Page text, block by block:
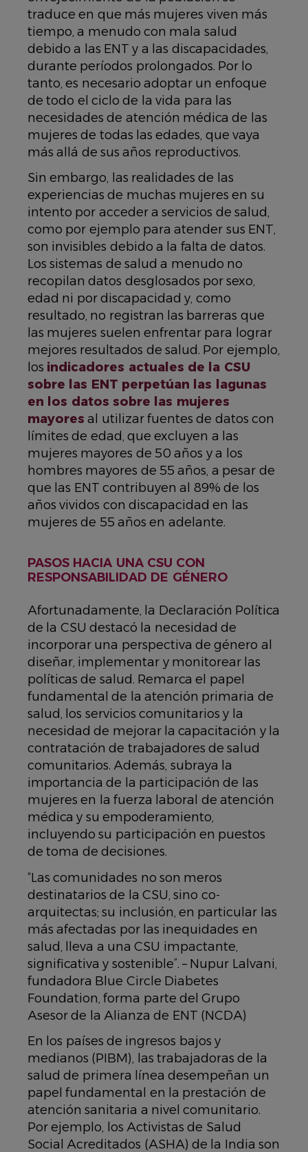
traduce en que más mujeres viven más
tiempo, a menudo con mala salud
debido a las ENT y a las discapacidades,
durante períodos prolongados. Por lo
tanto, es necesario adoptar un enfoque
de todo el ciclo de la vida para las
necesidades de atención médica de las
mujeres de todas las edades, que vaya
más allá de sus años reproductivos.
Sin embargo, las realidades de las
experiencias de muchas mujeres en su
intento por acceder a servicios de salud,
como por ejemplo para atender sus ENT,
son invisibles debido a la falta de datos.
Los sistemas de salud a menudo no
recopilan datos desglosados ​​por sexo,
edad ni por discapacidad y, como
resultado, no registran las barreras que
las mujeres suelen enfrentar para lograr
mejores resultados de salud. Por ejemplo,
los indicadores actuales de la CSU
sobre las ENT perpetúan las lagunas
en los datos sobre las mujeres
mayores al utilizar fuentes de datos con
límites de edad, que excluyen a las
mujeres mayores de 50 años y a los
hombres mayores de 55 años, a pesar de
que las ENT contribuyen al 89% de los
años vividos con discapacidad en las
mujeres de 55 años en adelante.
PASOS HACIA UNA CSU CON
RESPONSABILIDAD DE GÉNERO
Afortunadamente, la Declaración Política
de la CSU destacó la necesidad de
incorporar una perspectiva de género al
diseñar, implementar y monitorear las
políticas de salud. Remarca el papel
fundamental de la atención primaria de
salud, los servicios comunitarios y la
necesidad de mejorar la capacitación y la
contratación de trabajadores de salud
comunitarios. Además, subraya la
importancia de la participación de las
mujeres en la fuerza laboral de atención
médica y su empoderamiento,
incluyendo su participación en puestos
de toma de decisiones.
“Las comunidades no son meros
destinatarios de la CSU, sino co-
arquitectas; su inclusión, en particular las
más afectadas por las inequidades en
salud, lleva a una CSU impactante,
significativa y sostenible”. – Nupur Lalvani,
fundadora Blue Circle Diabetes
Foundation, forma parte del Grupo
Asesor de la Alianza de ENT (NCDA)
En los países de ingresos bajos y
medianos (PIBM), las trabajadoras de la
salud de primera línea desempeñan un
papel fundamental en la prestación de
atención sanitaria a nivel comunitario.
Por ejemplo, los Activistas de Salud
Social Acreditados (ASHA) de la India son